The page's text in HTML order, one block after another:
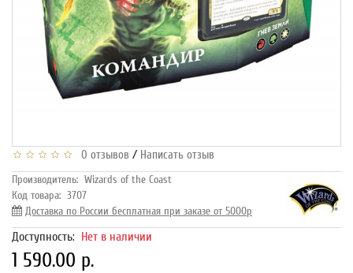
0 отзывов / Написать отзыв
Производитель: Wizards of the Coast
Код товара: 3707
Доставка по России бесплатная при заказе от 5000р
Доступность: Нет в наличии
1 590.00 р.